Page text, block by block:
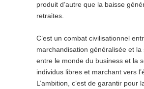
produit d’autre que la baisse
retraites.
C’est un combat civilisationnel
marchandisation généralisée et la
entre le monde du business et la
individus libres et marchant vers
L’ambition, c’est de garantir pour